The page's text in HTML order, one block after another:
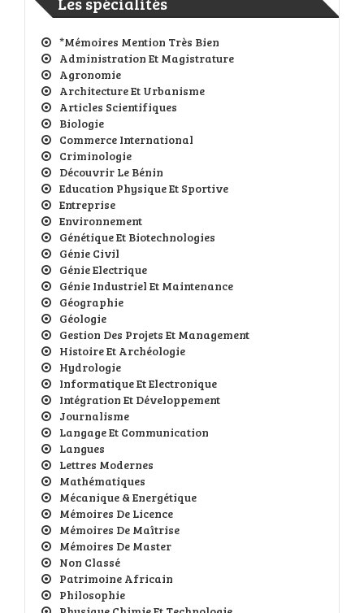
*Mémoires Mention Très Bien
Administration Et Magistrature
Agronomie
Architecture Et Urbanisme
Articles Scientifiques
Biologie
Commerce International
Criminologie
Découvrir Le Bénin
Education Physique Et Sportive
Entreprise
Environnement
Génétique Et Biotechnologies
Génie Civil
Génie Electrique
Génie Industriel Et Maintenance
Géographie
Géologie
Gestion Des Projets Et Management
Histoire Et Archéologie
Hydrologie
Informatique Et Electronique
Intégration Et Développement
Journalisme
Langage Et Communication
Langues
Lettres Modernes
Mathématiques
Mécanique & Energétique
Mémoires De Licence
Mémoires De Maîtrise
Mémoires De Master
Non Classé
Patrimoine Africain
Philosophie